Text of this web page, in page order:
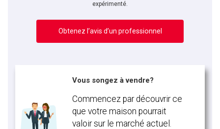
expérimenté.
Obtenez l’avis d’un professionnel
Vous songez à vendre?
Commencez par découvrir ce
que votre maison pourrait
valoir sur le marché actuel.